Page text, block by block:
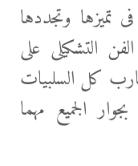
22” اليوم فى تميزها وتجددها
التشكيلى على
كل السلبيات
الجميع مهما